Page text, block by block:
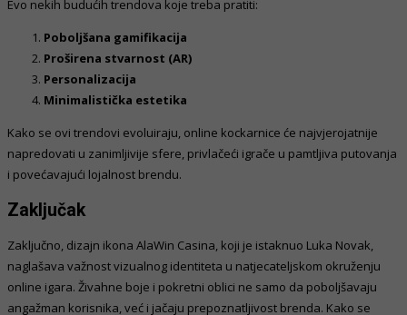
Evo nekih budućih trendova koje treba pratiti:
Poboljšana gamifikacija
Proširena stvarnost (AR)
Personalizacija
Minimalistička estetika
Kako se ovi trendovi evoluiraju, online kockarnice će najvjerojatnije
napredovati u zanimljivije sfere, privlačeći igrače u pamtljiva putovanja
i povećavajući lojalnost brendu.
Zaključak
Zaključno, dizajn ikona AlaWin Casina, koji je istaknuo Luka Novak,
naglašava važnost vizualnog identiteta u natjecateljskom okruženju
online igara. Živahne boje i pokretni oblici ne samo da poboljšavaju
angažman korisnika, već i jačaju prepoznatljivost brenda. Kako se